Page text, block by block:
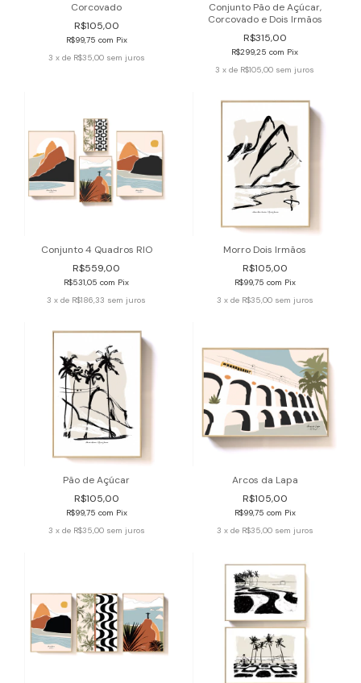
Corcovado
R$105,00
R$99,75 com Pix
3 x de R$35,00 sem juros
Conjunto Pão de Açúcar,
Corcovado e Dois Irmãos
R$315,00
R$299,25 com Pix
3 x de R$105,00 sem juros
Conjunto 4 Quadros RIO
R$559,00
R$531,05 com Pix
3 x de R$186,33 sem juros
Morro Dois Irmãos
R$105,00
R$99,75 com Pix
3 x de R$35,00 sem juros
Pão de Açúcar
R$105,00
R$99,75 com Pix
3 x de R$35,00 sem juros
Arcos da Lapa
R$105,00
R$99,75 com Pix
3 x de R$35,00 sem juros